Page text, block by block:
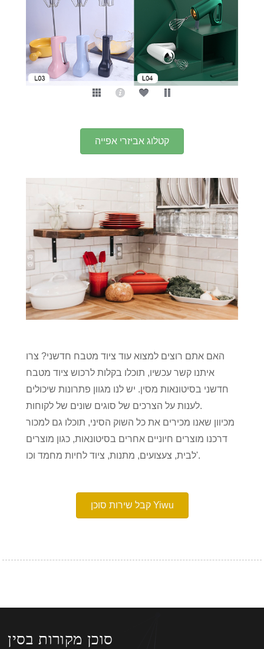
קטלוג אביזרי אפייה
האם אתם רוצים למצוא עוד ציוד מטבח חדשני? צרו
איתנו קשר עכשיו, תוכלו בקלות לרכוש ציוד מטבח
חדשני בסיטונאות מסין. יש לנו מגוון פתרונות שיכולים
לענות על הצרכים של סוגים שונים של לקוחות.
מכיוון שאנו מכירים את כל השוק הסיני, תוכלו גם למכור
דרכנו מוצרים חיוניים אחרים בסיטונאות, כגון מוצרים
לבית, צעצועים, מתנות, ציוד לחיות מחמד וכו'.
קבל שירות סוכן Yiwu
סוכן מקורות בסין